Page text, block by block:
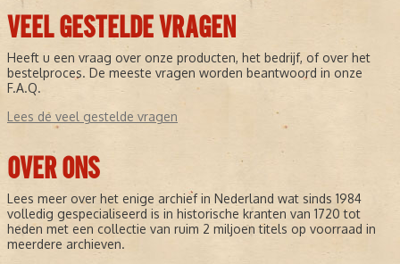
VEEL GESTELDE VRAGEN
Heeft u een vraag over onze producten, het bedrijf, of over het
bestelproces. De meeste vragen worden beantwoord in onze
F.A.Q.
Lees de veel gestelde vragen
OVER ONS
Lees meer over het enige archief in Nederland wat sinds 1984
volledig gespecialiseerd is in historische kranten van 1720 tot
heden met een collectie van ruim 2 miljoen titels op voorraad in
meerdere archieven.